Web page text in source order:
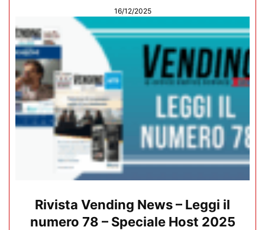
16/12/2025
Rivista Vending News – Leggi il
numero 78 – Speciale Host 2025